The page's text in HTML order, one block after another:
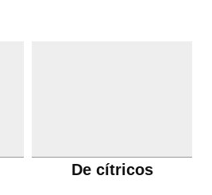
De cítricos